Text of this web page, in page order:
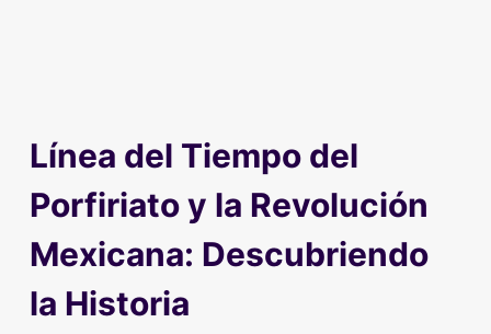
Línea del Tiempo del
Porfiriato y la Revolución
Mexicana: Descubriendo
la Historia